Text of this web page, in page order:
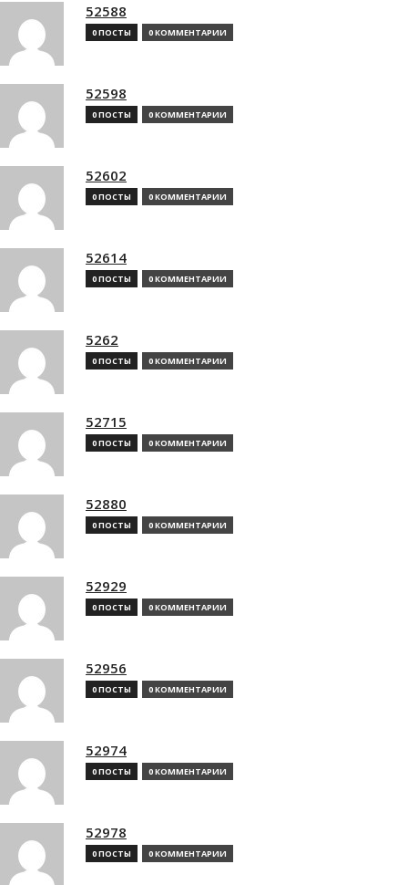
52588
0 ПОСТЫ 0 КОММЕНТАРИИ
52598
0 ПОСТЫ 0 КОММЕНТАРИИ
52602
0 ПОСТЫ 0 КОММЕНТАРИИ
52614
0 ПОСТЫ 0 КОММЕНТАРИИ
5262
0 ПОСТЫ 0 КОММЕНТАРИИ
52715
0 ПОСТЫ 0 КОММЕНТАРИИ
52880
0 ПОСТЫ 0 КОММЕНТАРИИ
52929
0 ПОСТЫ 0 КОММЕНТАРИИ
52956
0 ПОСТЫ 0 КОММЕНТАРИИ
52974
0 ПОСТЫ 0 КОММЕНТАРИИ
52978
0 ПОСТЫ 0 КОММЕНТАРИИ